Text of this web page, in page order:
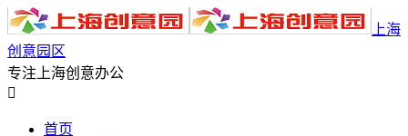
上海
创意园区
专注上海创意办公

首页